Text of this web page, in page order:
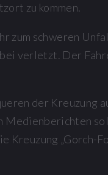
zu kommen.
zum schweren
verletzt. Der
der
Medienberichten
Kreuzung „Gorch-